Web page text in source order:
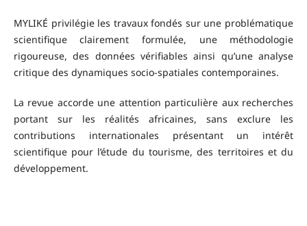
MYLIKÉ privilégie les travaux fondés sur une problématique
scientifique clairement formulée, une méthodologie
rigoureuse, des données vérifiables ainsi qu’une analyse
critique des dynamiques socio-spatiales contemporaines.
La revue accorde une attention particulière aux recherches
portant sur les réalités africaines, sans exclure les
contributions internationales présentant un intérêt
scientifique pour l’étude du tourisme, des territoires et du
développement.